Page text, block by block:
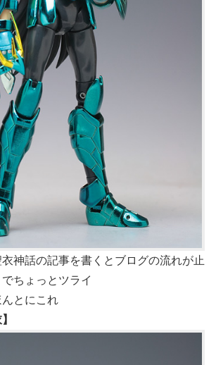
神話の記事を書くとブログの流れが止
ちょっとツライ
とにこれ